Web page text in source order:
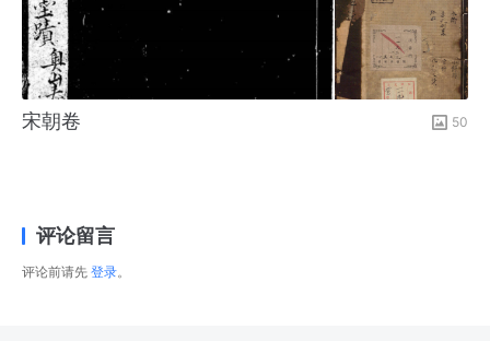
宋朝卷 50
评论留言
评论前请先 登录。